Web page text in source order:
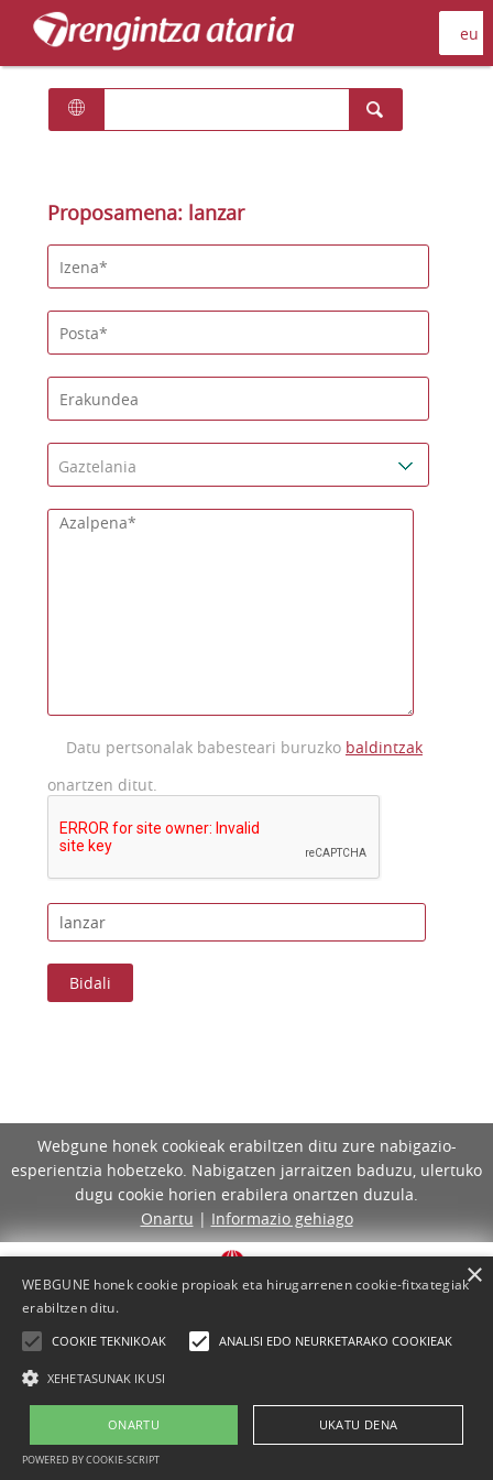
Proposamena: lanzar
Datu pertsonalak babesteari buruzko baldintzak
onartzen ditut.
Webgune honek cookieak erabiltzen ditu zure nabigazio-
esperientzia hobetzeko. Nabigatzen jarraitzen baduzu, ulertuko
dugu cookie horien erabilera onartzen duzula.
Onartu | Informazio gehiago
Lege-oharra Cookie-politika Laguntza
Kontaktua
WEBGUNE honek cookie propioak eta hirugarrenen cookie-fitxategiak
erabiltzen ditu.
COOKIE TEKNIKOAK ANALISI EDO NEURKETARAKO COOKIEAK
XEHETASUNAK IKUSI
ONARTU UKATU DENA
POWERED BY COOKIE-SCRIPT
×